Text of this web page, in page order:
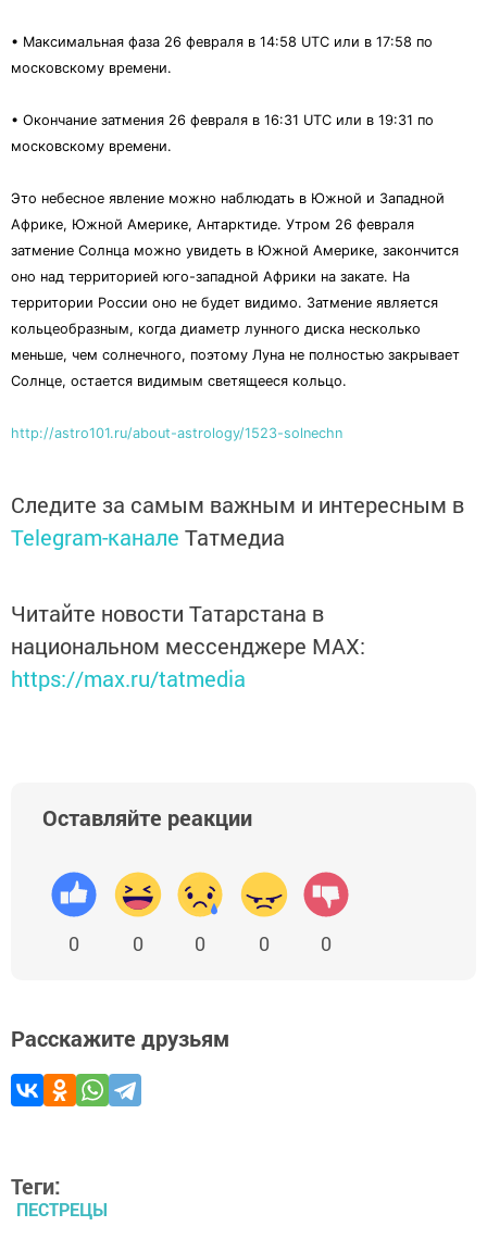
• Максимальная фаза 26 февраля в 14:58 UTC или в 17:58 по
московскому времени.
• Окончание затмения 26 февраля в 16:31 UTC или в 19:31 по
московскому времени.
Это небесное явление можно наблюдать в Южной и Западной
Африке, Южной Америке, Антарктиде. Утром 26 февраля
затмение Солнца можно увидеть в Южной Америке, закончится
оно над территорией юго-западной Африки на закате. На
территории России оно не будет видимо. Затмение является
кольцеобразным, когда диаметр лунного диска несколько
меньше, чем солнечного, поэтому Луна не полностью закрывает
Солнце, остается видимым светящееся кольцо.
http://astro101.ru/about-astrology/1523-solnechn
Следите за самым важным и интересным в
Telegram-канале Татмедиа
Читайте новости Татарстана в
национальном мессенджере MАХ:
https://max.ru/tatmedia
Оставляйте реакции
0 0 0 0 0
Расскажите друзьям
Теги:
ПЕСТРЕЦЫ